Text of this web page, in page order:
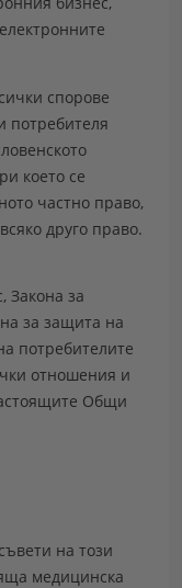
спорове
потребителя
което се
частно право,
друго право.
Закона за
за защита на
потребителите
отношения и
Общи
на този
медицинска